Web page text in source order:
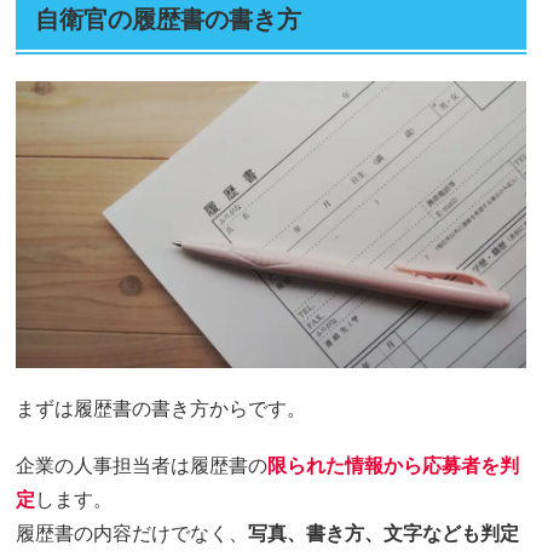
自衛官の履歴書の書き方
まずは履歴書の書き方からです。
企業の人事担当者は履歴書の限られた情報から応募者を判
定します。
履歴書の内容だけでなく、写真、書き方、文字なども判定